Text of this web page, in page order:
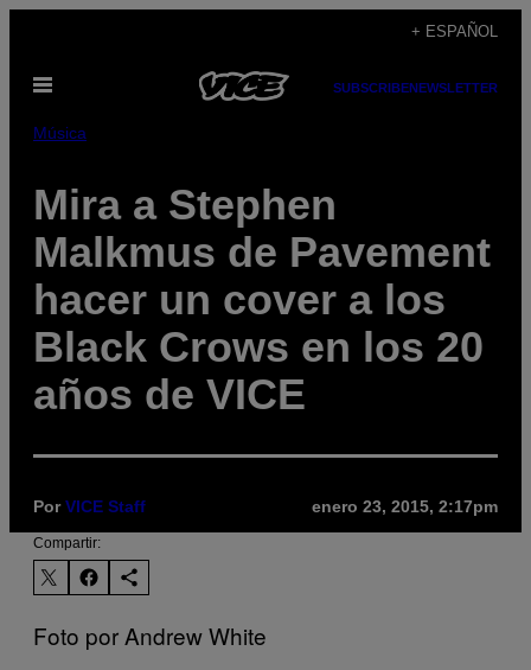
contenido
+ ESPAÑOL
Abrir
SUBSCRIBENEWSLETTER
Música
Mira a Stephen
Malkmus de Pavement
hacer un cover a los
Black Crows en los 20
años de VICE
PorVICE Staff enero 23, 2015, 2:17pm
Compartir:
Foto por Andrew White